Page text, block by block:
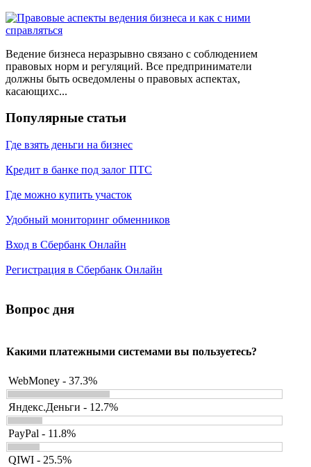
Ведение бизнеса неразрывно связано с соблюдением
правовых норм и регуляций. Все предприниматели
должны быть осведомлены о правовых аспектах,
касающихс...
Популярные статьи
Где взять деньги на бизнес
Кредит в банке под залог ПТС
Где можно купить участок
Удобный мониторинг обменников
Вход в Сбербанк Онлайн
Регистрация в Сбербанк Онлайн
Вопрос дня
Какими платежными системами вы пользуетесь?
WebMoney - 37.3%
Яндекс.Деньги - 12.7%
PayPal - 11.8%
QIWI - 25.5%